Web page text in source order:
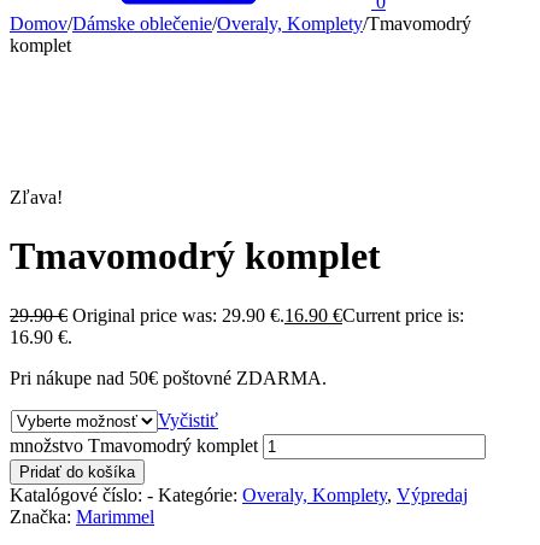
Domov/Dámske oblečenie/Overaly, Komplety/Tmavomodrý
komplet
Zľava!
Tmavomodrý komplet
29.90€ Original price was: 29.90 €.16.90 €Current price is:
16.90 €.
Pri nákupe nad 50€ poštovné ZDARMA.
Vyčistiť
množstvo Tmavomodrý komplet
Pridať do košíka
Katalógové číslo: - Kategórie: Overaly, Komplety, Výpredaj
Značka: Marimmel